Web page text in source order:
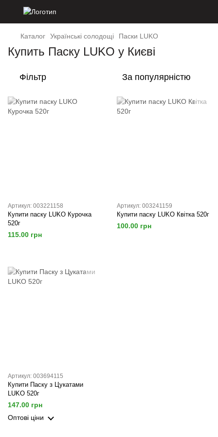
Каталог Українські солодощі Паски LUKO
Купить Паску LUKO у Києві
Фільтр За популярністю
Артикул: 003221158
Купити паску LUKO Курочка
520г
115.00 грн
Артикул: 003241159
Купити паску LUKO Квітка 520г
100.00 грн
Артикул: 003694115
Купити Паску з Цукатами
LUKO 520г
147.00 грн
Оптові ціни